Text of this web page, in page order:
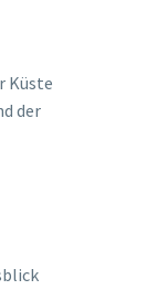
Küste
der